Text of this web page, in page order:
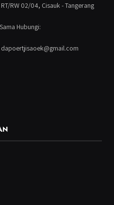
RW 02/04, Cisauk - Tangerang
Hubungi: